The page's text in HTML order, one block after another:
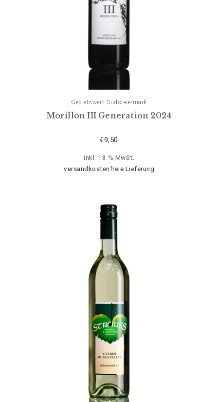
Gebietswein Südsteiermark
Morillon III Generation 2024
€9,50
inkl. 13 % MwSt.
versandkostenfreie Lieferung